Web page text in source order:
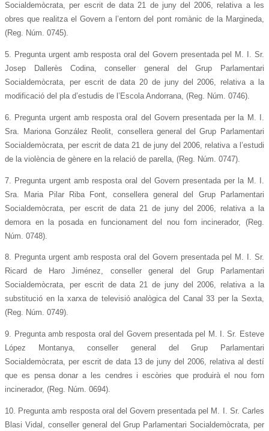
Socialdemòcrata, per escrit de data 21 de juny del 2006, relativa a les
obres que realitza el Govern a l’entorn del pont romànic de la Margineda,
(Reg. Núm. 0745).
5. Pregunta urgent amb resposta oral del Govern presentada pel M. I. Sr.
Josep Dallerès Codina, conseller general del Grup Parlamentari
Socialdemòcrata, per escrit de data 20 de juny del 2006, relativa a la
modificació del pla d’estudis de l’Escola Andorrana, (Reg. Núm. 0746).
6. Pregunta urgent amb resposta oral del Govern presentada per la M. I.
Sra. Mariona González Reolit, consellera general del Grup Parlamentari
Socialdemòcrata, per escrit de data 21 de juny del 2006, relativa a l’estudi
de la violència de gènere en la relació de parella, (Reg. Núm. 0747).
7. Pregunta urgent amb resposta oral del Govern presentada per la M. I.
Sra. Maria Pilar Riba Font, consellera general del Grup Parlamentari
Socialdemòcrata, per escrit de data 21 de juny del 2006, relativa a la
demora en la posada en funcionament del nou forn incinerador, (Reg.
Núm. 0748).
8. Pregunta urgent amb resposta oral del Govern presentada pel M. I. Sr.
Ricard de Haro Jiménez, conseller general del Grup Parlamentari
Socialdemòcrata, per escrit de data 21 de juny del 2006, relativa a la
substitució en la xarxa de televisió analògica del Canal 33 per la Sexta,
(Reg. Núm. 0749).
9. Pregunta amb resposta oral del Govern presentada pel M. I. Sr. Esteve
López Montanya, conseller general del Grup Parlamentari
Socialdemòcrata, per escrit de data 13 de juny del 2006, relativa al destí
que es pensa donar a les cendres i escòries que produirà el nou forn
incinerador, (Reg. Núm. 0694).
10. Pregunta amb resposta oral del Govern presentada pel M. I. Sr. Carles
Blasi Vidal, conseller general del Grup Parlamentari Socialdemòcrata, per